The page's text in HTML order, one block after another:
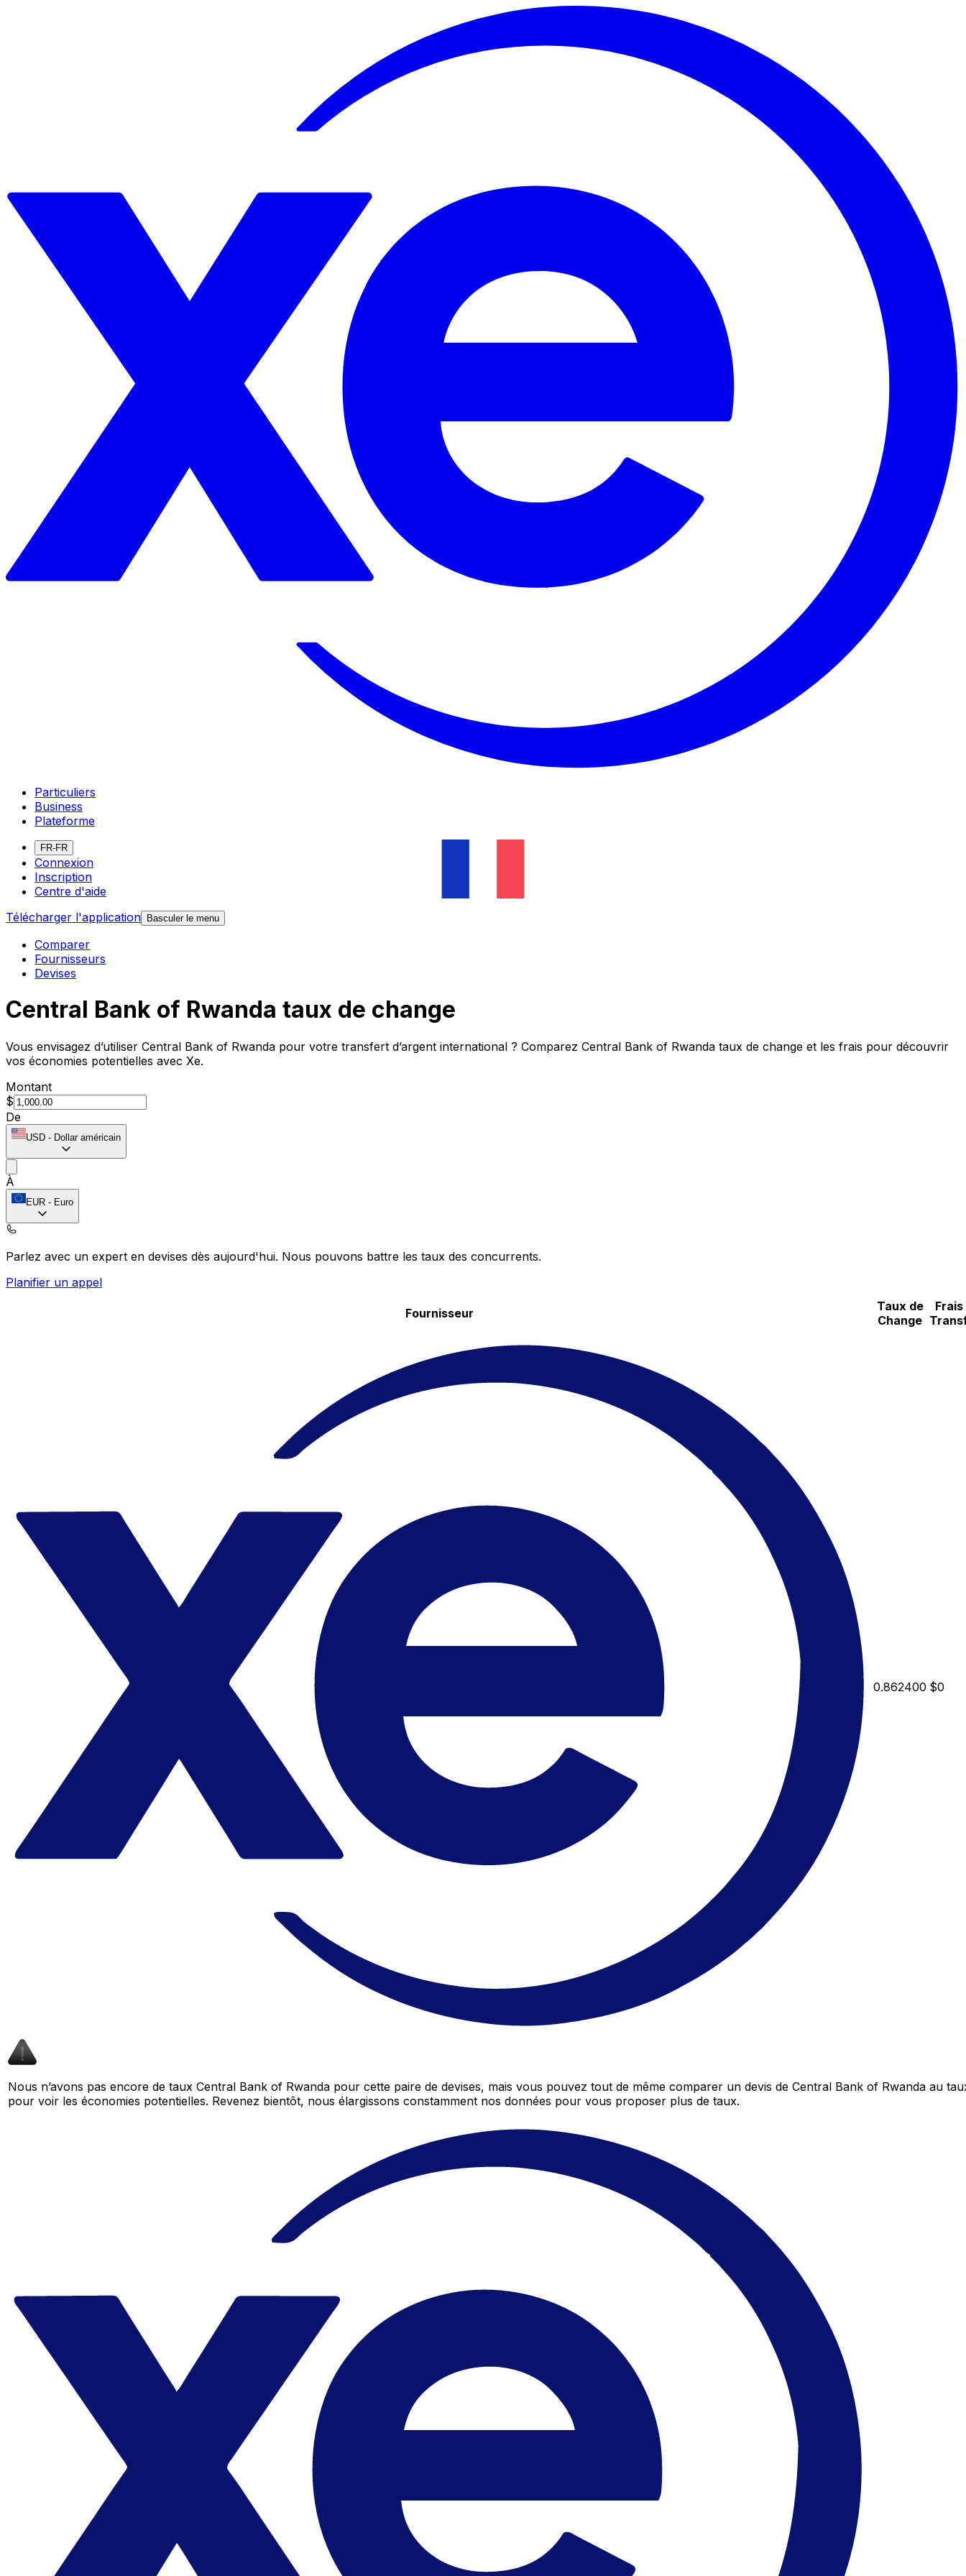
Particuliers
Business
Plateforme
FR-FR
Connexion
Inscription
Centre d'aide
Télécharger l'application Basculer le menu
Comparer
Fournisseurs
Devises
Central Bank of Rwanda taux de change
Vous envisagez d’utiliser Central Bank of Rwanda pour votre transfert d’argent international ? Comparez Central Bank of Rwanda taux de change et les frais pour découvrir
vos économies potentielles avec Xe.
Montant
$
De
USD - Dollar américain
À
EUR - Euro
Parlez avec un expert en devises dès aujourd'hui. Nous pouvons battre les taux des concurrents.
Planifier un appel
Fournisseur
Taux de
Change
Frais
0.862400 $0
Nous n’avons pas encore de taux Central Bank of Rwanda pour cette paire de devises, mais vous pouvez tout de même comparer un devis de Central Bank of Rwanda au
pour voir les économies potentielles. Revenez bientôt, nous élargissons constamment nos données pour vous proposer plus de taux.